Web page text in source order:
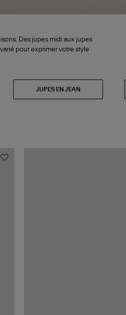
Des jupes midi aux jupes
pour exprimer votre style
JUPES EN JEAN